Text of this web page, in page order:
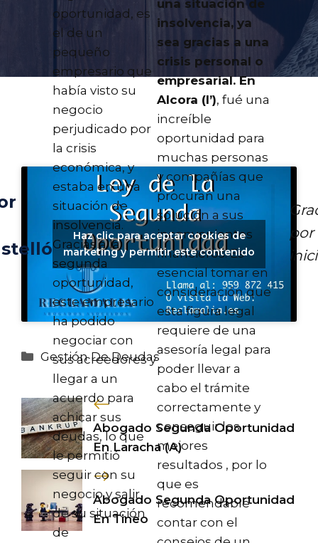
oportunidad, es
el de un
pequeño
empresario que
había visto su
negocio
perjudicado por
la crisis
económica, y
estaba en una
situación de
insolvencia.
Gracias a la
segunda
oportunidad,
este empresario
ha podido
negociar con
sus acreedores y
llegar a un
acuerdo para
achicar sus
deudas, lo que
le permitió
seguir con su
negocio y salir
de su situación
de
una situación de
insolvencia, ya
sea gracias a una
crisis personal o
empresarial. En
Alcora (l’), fué una
increíble
oportunidad para
muchas personas
y compañías que
procuran una
solución a sus
inconvenientes
financieros. Es
esencial tomar en
consideración que
esta figura legal
requiere de una
asesoría legal para
poder llevar a
cabo el trámite
correctamente y
conseguir los
mejores
resultados , por lo
que es
recomendable
contar con el
por
Haz clic para aceptar cookies de
marketing y permitir este contenido
Categorías
Gestión De Deudas
Abogado Segunda Oportunidad
En Laracha (A)
Abogado Segunda Oportunidad
En Tineo